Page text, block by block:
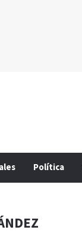
Política